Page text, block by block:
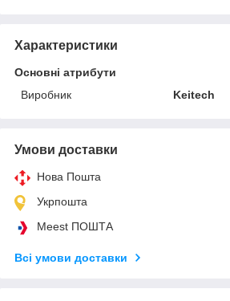
Характеристики
Основні атрибути
Виробник
Keitech
Умови доставки
Нова Пошта
Укрпошта
Meest ПОШТА
Всі умови доставки